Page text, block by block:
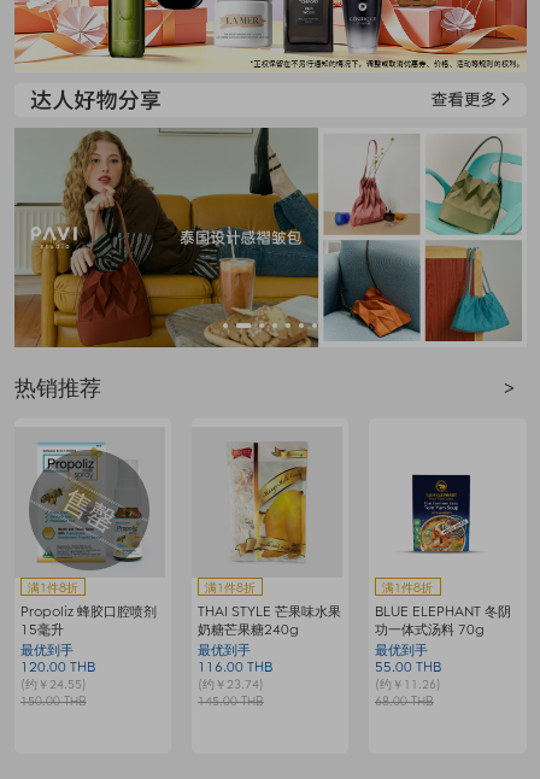
热销推荐 >
满1件8折
Propoliz 蜂胶口腔喷剂
15毫升
最优到手
120.00 THB
(约￥24.55)
150.00 THB
满1件8折
THAI STYLE 芒果味水果
奶糖芒果糖240g
最优到手
116.00 THB
(约￥23.74)
145.00 THB
满1件8折
BLUE ELEPHANT 冬阴
功一体式汤料 70g
最优到手
55.00 THB
(约￥11.26)
68.00 THB